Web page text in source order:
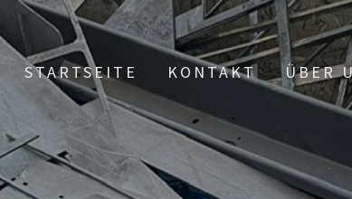
STARTSEITE
KONTAKT ÜBER